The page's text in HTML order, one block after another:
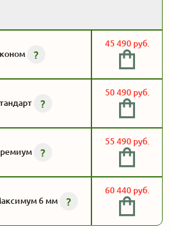
?
45 490 руб.
?
50 490 руб.
?
55 490 руб.
6 мм ?
60 440 руб.